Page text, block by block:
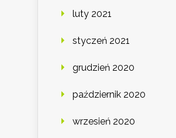
luty 2021
styczeń 2021
grudzień 2020
październik 2020
wrzesień 2020